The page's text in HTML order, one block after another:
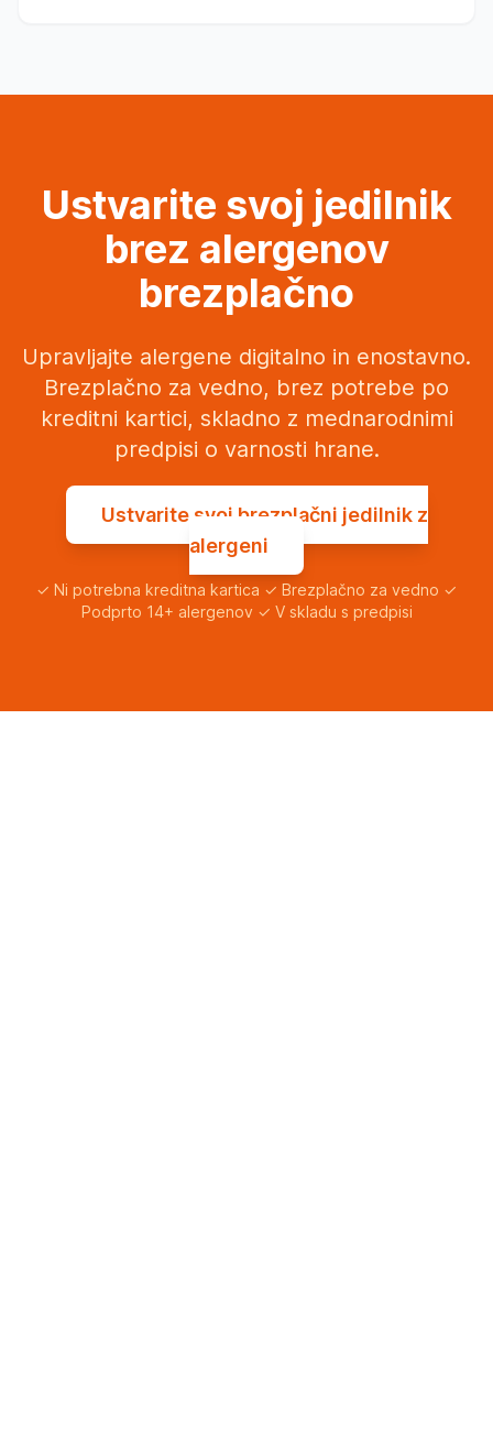
Ustvarite svoj jedilnik
brez alergenov
brezplačno
Upravljajte alergene digitalno in enostavno.
Brezplačno za vedno, brez potrebe po
kreditni kartici, skladno z mednarodnimi
predpisi o varnosti hrane.
Ustvarite svoj brezplačni jedilnik z
alergeni
✓ Ni potrebna kreditna kartica ✓ Brezplačno za vedno ✓
Podprto 14+ alergenov ✓ V skladu s predpisi